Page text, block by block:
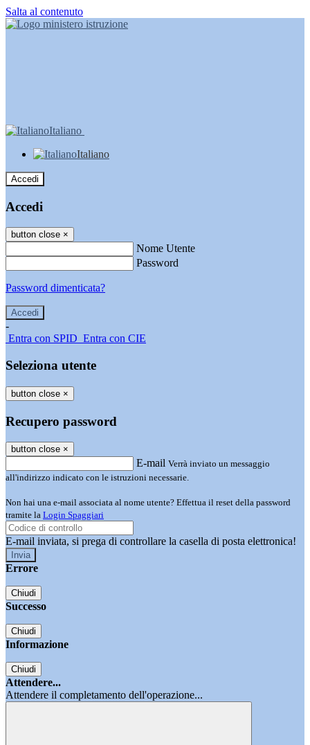
Salta al contenuto
Italiano
Italiano
Accedi
Accedi
button close ×
Nome Utente
Password
Password dimenticata?
-
Entra con SPID Entra con CIE
Seleziona utente
button close ×
Recupero password
button close ×
E-mail Verrà inviato un messaggio
all'indirizzo indicato con le istruzioni necessarie.
Non hai una e-mail associata al nome utente? Effettua il reset della password
tramite la Login Spaggiari
E-mail inviata, si prega di controllare la casella di posta elettronica!
Errore
Chiudi
Successo
Chiudi
Informazione
Chiudi
Attendere...
Attendere il completamento dell'operazione...